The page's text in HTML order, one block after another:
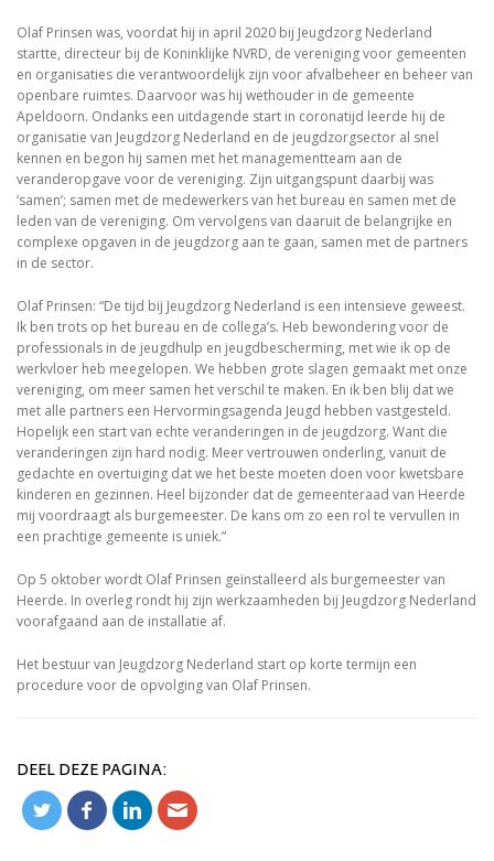
Olaf Prinsen was, voordat hij in april 2020 bij Jeugdzorg Nederland
startte, directeur bij de Koninklijke NVRD, de vereniging voor gemeenten
en organisaties die verantwoordelijk zijn voor afvalbeheer en beheer van
openbare ruimtes. Daarvoor was hij wethouder in de gemeente
Apeldoorn. Ondanks een uitdagende start in coronatijd leerde hij de
organisatie van Jeugdzorg Nederland en de jeugdzorgsector al snel
kennen en begon hij samen met het managementteam aan de
veranderopgave voor de vereniging. Zijn uitgangspunt daarbij was
‘samen’; samen met de medewerkers van het bureau en samen met de
leden van de vereniging. Om vervolgens van daaruit de belangrijke en
complexe opgaven in de jeugdzorg aan te gaan, samen met de partners
in de sector.
Olaf Prinsen: “De tijd bij Jeugdzorg Nederland is een intensieve geweest.
Ik ben trots op het bureau en de collega’s. Heb bewondering voor de
professionals in de jeugdhulp en jeugdbescherming, met wie ik op de
werkvloer heb meegelopen. We hebben grote slagen gemaakt met onze
vereniging, om meer samen het verschil te maken. En ik ben blij dat we
met alle partners een Hervormingsagenda Jeugd hebben vastgesteld.
Hopelijk een start van echte veranderingen in de jeugdzorg. Want die
veranderingen zijn hard nodig. Meer vertrouwen onderling, vanuit de
gedachte en overtuiging dat we het beste moeten doen voor kwetsbare
kinderen en gezinnen. Heel bijzonder dat de gemeenteraad van Heerde
mij voordraagt als burgemeester. De kans om zo een rol te vervullen in
een prachtige gemeente is uniek.”
Op 5 oktober wordt Olaf Prinsen geïnstalleerd als burgemeester van
Heerde. In overleg rondt hij zijn werkzaamheden bij Jeugdzorg Nederland
voorafgaand aan de installatie af.
Het bestuur van Jeugdzorg Nederland start op korte termijn een
procedure voor de opvolging van Olaf Prinsen.
DEEL DEZE PAGINA: